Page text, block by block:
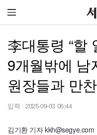
李대통령 “할
9개월밖에
원장들과 만찬
입력 : 2025-09-03 06:44
김기환 기자 kkh@segye.com